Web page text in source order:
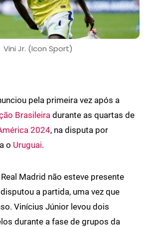
Vini Jr. (Icon Sport)
pela primeira vez após a
Brasileira durante as quartas de
2024, na disputa por
o Uruguai.
Madrid não esteve presente
a partida, uma vez que
Vinícius Júnior levou dois
durante a fase de grupos da